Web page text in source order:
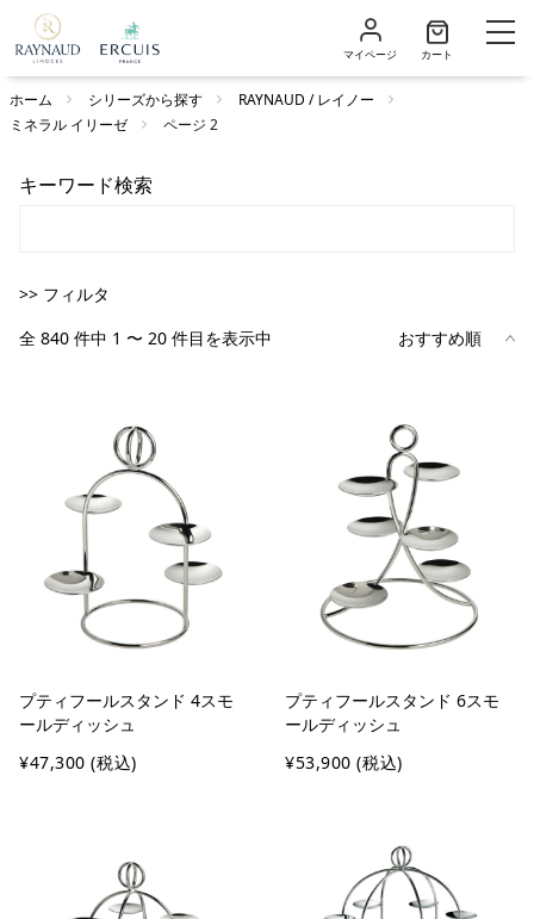
マイページ カート
ホーム シリーズから探す
RAYNAUD / レイノー
ミネラル イリーゼ
ページ 2
キーワード検索
>> フィルタ
全 840 件中 1 〜 20 件目を表示中
プティフールスタンド 4スモ
ールディッシュ
¥47,300 (税込)
プティフールスタンド 6スモ
ールディッシュ
¥53,900 (税込)